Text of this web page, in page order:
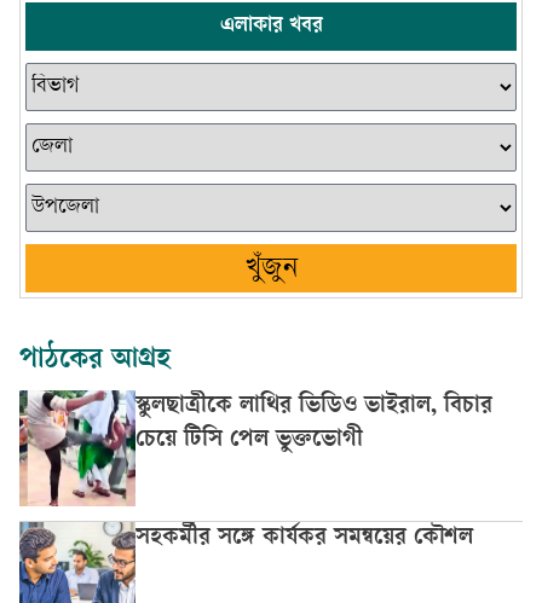
এলাকার খবর
খুঁজুন
পাঠকের আগ্রহ
স্কুলছাত্রীকে লাথির ভিডিও ভাইরাল, বিচার
চেয়ে টিসি পেল ভুক্তভোগী
সহকর্মীর সঙ্গে কার্যকর সমন্বয়ের কৌশল